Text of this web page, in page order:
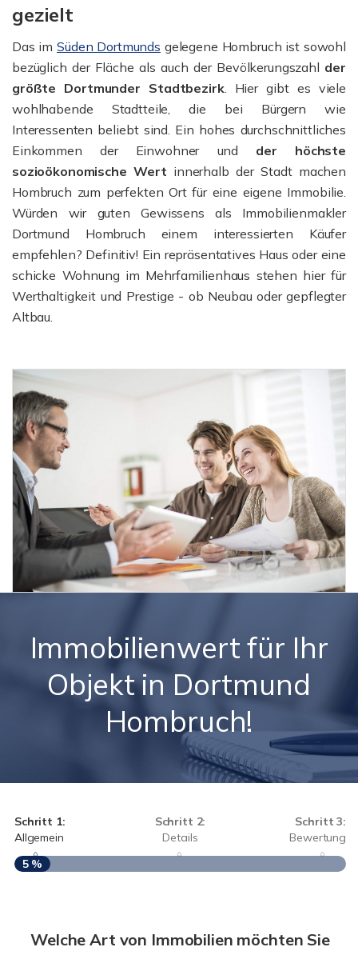
gezielt
Das imSüden Dortmunds gelegene Hombruch ist sowohl
bezüglich der Fläche als auch der Bevölkerungszahl der
größte Dortmunder Stadtbezirk. Hier gibt es viele
wohlhabende Stadtteile, die bei Bürgern wie
Interessenten beliebt sind. Ein hohes durchschnittliches
Einkommen der Einwohner und der höchste
sozioökonomische Wert innerhalb der Stadt machen
Hombruch zum perfekten Ort für eine eigene Immobilie.
Würden wir guten Gewissens als Immobilienmakler
Dortmund Hombruch einem interessierten Käufer
empfehlen? Definitiv! Ein repräsentatives Haus oder eine
schicke Wohnung im Mehrfamilienhaus stehen hier für
Werthaltigkeit und Prestige - ob Neubau oder gepflegter
Altbau.
Immobilienwert für Ihr
Objekt in Dortmund
Hombruch!
Schritt 1:
Allgemein
Schritt 2:
Details
Schritt 3:
Bewertung
5 %
Welche Art von Immobilien möchten Sie